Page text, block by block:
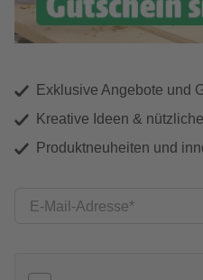
Exklusive Angebote und
Kreative Ideen &
Produktneuheiten und
E-Mail-Adresse